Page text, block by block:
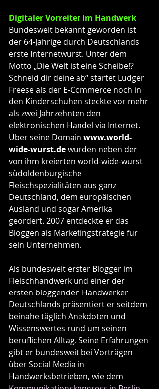
Digitaler Vorreiter im Handwerk
Bundesweit bekannt geworden ist
der 64-Jährige durch Deutschlands
erste Internetwurst. Unter dem
Motto „Die Welt ist eine Scheibe!?
Schneid dir deine ab“ startet Ludger
Freese als der E-Commerce noch in
den Kinderschuhen steckte vor mehr
als zwei Jahrzehnten den
elektronischen Handel via Internet.
Über seine Domain www.world-
wide-wurst.de wurden neben der
von ihm kreierten world-wide-wurst
südoldenburgische
Fleischspezialitäten aus ganz
Deutschland, dem europäischen
Ausland und sogar Amerika
geordert. 2007 entdeckte er das
Bloggen als Marketingstrategie für
sein Unternehmen.
Als bundesweit erster Blogger im
Fleischhandwerk und einer der
ersten bloggenden Handwerker
Deutschlands präsentiert er seitdem
beinahe täglich Anekdoten und
Wissenswertes rund um seinen
beruflichen Alltag. Seine Erfahrungen
gibt er bundesweit bei Vorträgen
über Social Media in
Handwerksbetrieben, wie dem